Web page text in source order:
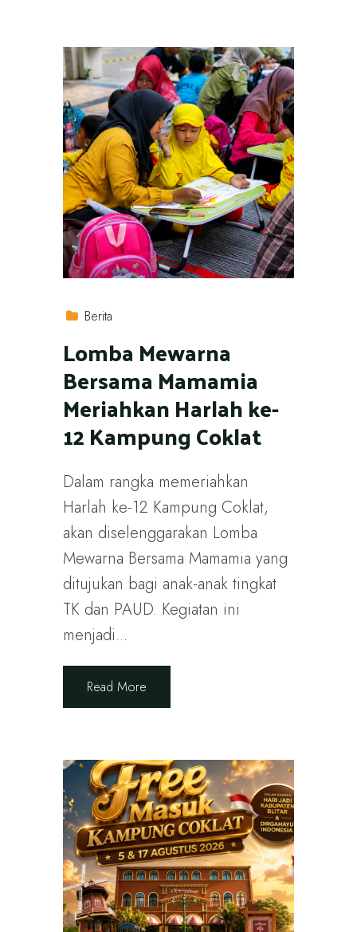
Berita
Lomba Mewarna
Bersama Mamamia
Meriahkan Harlah ke-
12 Kampung Coklat
Dalam rangka memeriahkan
Harlah ke-12 Kampung Coklat,
akan diselenggarakan Lomba
Mewarna Bersama Mamamia yang
ditujukan bagi anak-anak tingkat
TK dan PAUD. Kegiatan ini
menjadi...
Read More